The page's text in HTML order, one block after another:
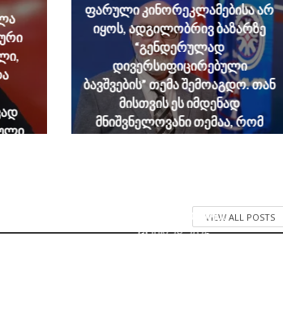
ფარული კინორეკლამებისა არ
იყოს, ადგილობრივ ბაზარზე
“გენდერულად
დივერსიფიცირებული
ბავშვების” თემა შემოაგდო. თან
მისთვის ეს იმდენად
მნიშვნელოვანი თემაა, რომ
ფასეულ პოსტში
July 28, 2026
VIEW ALL POSTS